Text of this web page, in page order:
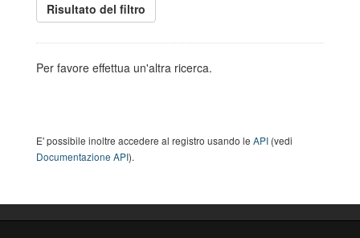
Risultato del filtro
Per favore effettua un'altra ricerca.
E' possibile inoltre accedere al registro usando le API (vedi
Documentazione API).